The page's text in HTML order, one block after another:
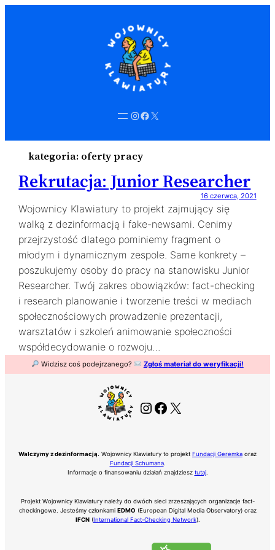
Instagram
Facebook
X
kategoria: oferty pracy
Rekrutacja: Junior Researcher
16 czerwca, 2021
Wojownicy Klawiatury to projekt zajmujący się
walką z dezinformacją i fake-newsami. Cenimy
przejrzystość dlatego pominiemy fragment o
młodym i dynamicznym zespole. Same konkrety –
poszukujemy osoby do pracy na stanowisku Junior
Researcher. Twój zakres obowiązków: fact-checking
i research planowanie i tworzenie treści w mediach
społecznościowych prowadzenie prezentacji,
warsztatów i szkoleń animowanie społeczności
współdecydowanie o rozwoju…
Widzisz coś podejrzanego? Zgłoś materiał do weryfikacji!
Instagram
Facebook
X
Walczymy z dezinformacją. Wojownicy Klawiatury to projekt Fundacji Geremka oraz
Fundacji Schumana.
Informacje o finansowaniu działań znajdziesz tutaj.
Projekt Wojownicy Klawiatury należy do dwóch sieci zrzeszających organizacje fact-
checkingowe. Jesteśmy członkami EDMO (European Digital Media Observatory) oraz
IFCN (International Fact-Checking Network).